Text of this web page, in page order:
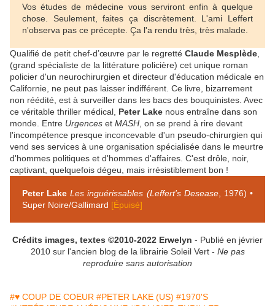
Vos études de médecine vous serviront enfin à quelque
chose. Seulement, faites ça discrètement. L'ami Leffert
n'observa pas ce précepte. Ça l'a rendu très, très malade.
Qualifié de petit chef-d’œuvre par le regretté Claude Mesplède
(grand spécialiste de la littérature policière) cet unique roman
policier d'un neurochirurgien et directeur d'éducation médicale en
Californie, ne peut pas laisser indifférent. Ce livre, bizarrement
non réédité, est à surveiller dans les bacs des bouquinistes. Avec
ce véritable thriller médical, Peter Lake nous entraîne dans son
monde. Entre Urgences et MASH , on se prend à rire devant
l'incompétence presque inconcevable d'un pseudo-chirurgien qui
vend ses services à une organisation spécialisée dans le meurtre
d'hommes politiques et d'hommes d'affaires. C'est drôle, noir,
captivant, quelquefois dégeu, mais irrésistiblement bon !
Peter Lake Les inguérissables (Leffert's Desease, 1976) •
Super Noire/Gallimard [Épuisé]
Crédits images, textes ©2010-2022 Erwelyn - Publié en jévrier
2010 sur l'ancien blog de la librairie Soleil Vert - Ne pas
reproduire sans autorisation
#♥ COUP DE COEUR #PETER LAKE (US) #1970'S